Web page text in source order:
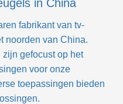
in China
fabrikant van tv-
noorden van China.
gefocust op het
voor onze
toepassingen bieden